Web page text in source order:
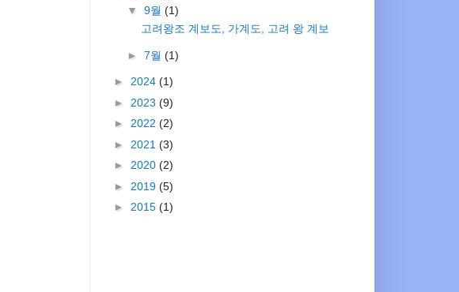
▼ 9월 (1)
고려왕조 계보도, 가계도, 고려 왕 계보
► 7월 (1)
► 2024 (1)
► 2023 (9)
► 2022 (2)
► 2021 (3)
► 2020 (2)
► 2019 (5)
► 2015 (1)